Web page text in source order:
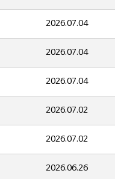
2026.07.04
2026.07.04
2026.07.04
2026.07.02
2026.07.02
2026.06.26